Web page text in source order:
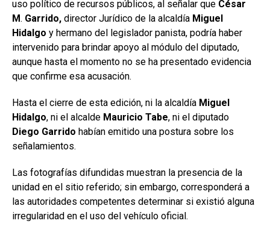
uso político de recursos públicos, al señalar que César
M. Garrido, director Jurídico de la alcaldía Miguel
Hidalgo y hermano del legislador panista, podría haber
intervenido para brindar apoyo al módulo del diputado,
aunque hasta el momento no se ha presentado evidencia
que confirme esa acusación.
Hasta el cierre de esta edición, ni la alcaldía Miguel
Hidalgo, ni el alcalde Mauricio Tabe, ni el diputado
Diego Garrido habían emitido una postura sobre los
señalamientos.
Las fotografías difundidas muestran la presencia de la
unidad en el sitio referido; sin embargo, corresponderá a
las autoridades competentes determinar si existió alguna
irregularidad en el uso del vehículo oficial.